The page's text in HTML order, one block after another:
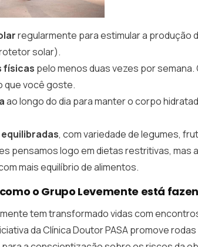
regularmente para estimular a produção
solar).
físicas pelo menos duas vezes por
que você goste.
ao longo do dia para manter o corpo
, com variedade de legumes,
pensamos logo em dietas restritivas, mas
mais equilíbrio de alimentos.
o Grupo Levemente está
tem transformado vidas com
da Clínica Doutor PASA promove